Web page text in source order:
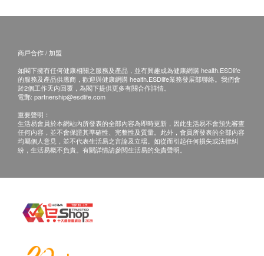
嗜中性白血球
紅血球壓積量
紅血球計數
紅血球分佈寬度
紅血球平均體積
紅血球平均值
紅血球平均濃度
非晶形磷酸鹽
草酸鈣結晶
備註
如果客戶已完成電話或面解服務,若再要求講解,需
另外收取$230解析報告費。
客戶若體檢後3個月內不提取報告，所有報告一律
作銷毀處理及不會存底，客戶如需額外索取報告複
印本
(體檢後3個月內)，將收取$150行政費。
所有身體檢查並非作為醫務診斷或治療用途,如需
如有爭議，健康網購health.ESDlife 及 童珀醫療
保留最後決定權。
商戶合作 / 加盟
如閣下擁有任何健康相關之服務及產品，並有興趣成為健康網購 health.ESDlife
的服務及產品供應商，歡迎與健康網購 health.ESDlife業務發展部聯絡。我們會
於2個工作天內回覆，為閣下提供更多有關合作詳情。
電郵: partnership@esdlife.com
重要聲明：
生活易會員於本網站內所發表的全部內容為即時更新，因此生活易不會預先審查
任何內容，並不會保證其準確性、完整性及質量。此外，會員所發表的全部內容
均屬個人意見，並不代表生活易之言論及立場。如從而引起任何損失或法律糾
紛，生活易概不負責。有關詳情請參閱生活易的免責聲明。